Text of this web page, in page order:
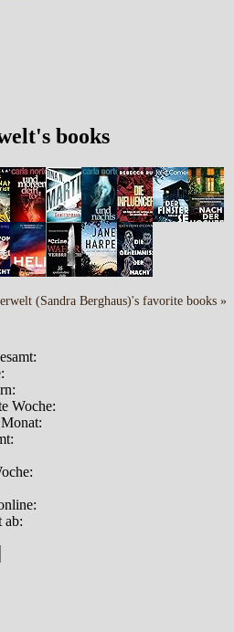
books
(Sandra Berghaus)'s favorite books »
Woche:
ab: